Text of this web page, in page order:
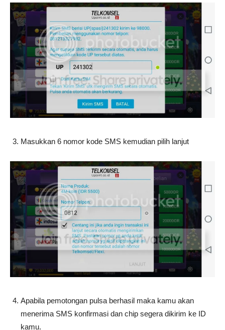
Masukkan 6 nomor kode SMS kemudian pilih lanjut
Apabila pemotongan pulsa berhasil maka kamu akan
menerima SMS konfirmasi dan chip segera dikirim ke ID
kamu.